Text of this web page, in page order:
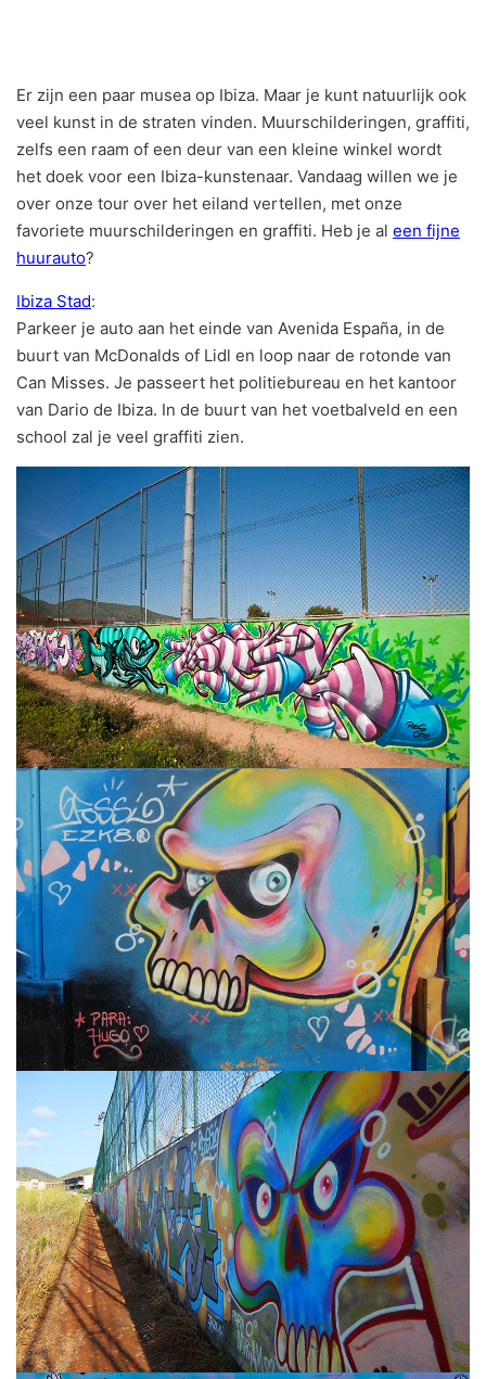
Er zijn een paar musea op Ibiza. Maar je kunt natuurlijk ook
veel kunst in de straten vinden. Muurschilderingen, graffiti,
zelfs een raam of een deur van een kleine winkel wordt
het doek voor een Ibiza-kunstenaar. Vandaag willen we je
over onze tour over het eiland vertellen, met onze
favoriete muurschilderingen en graffiti. Heb je al een fijne
huurauto?
Ibiza Stad:
Parkeer je auto aan het einde van Avenida España, in de
buurt van McDonalds of Lidl en loop naar de rotonde van
Can Misses. Je passeert het politiebureau en het kantoor
van Dario de Ibiza. In de buurt van het voetbalveld en een
school zal je veel graffiti zien.